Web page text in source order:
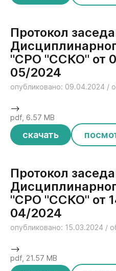
Протокол
"СРО "ССКО" от
05/2024
опубликовано: 09.04.2024 /
скачать
-->
pdf, 6.57 MB
Протокол
"СРО "ССКО" от
04/2024
опубликовано: 15.03.2024 /
-->
pdf, 21.57 MB